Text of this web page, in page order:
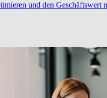
und den Geschäftswert